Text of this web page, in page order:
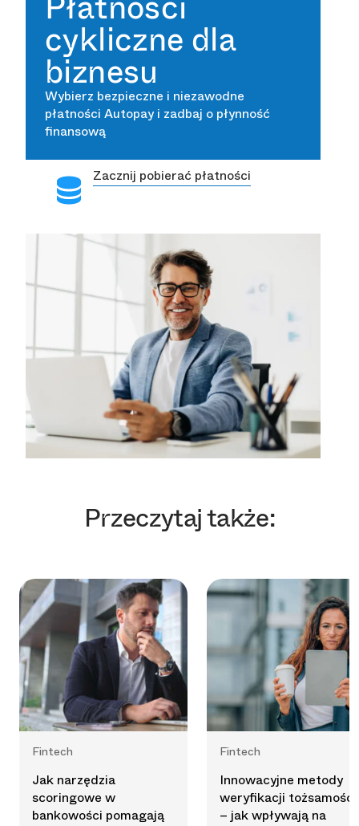
cykliczne dla
biznesu
Wybierz bezpieczne i niezawodne
płatności Autopay i zadbaj o płynność
finansową
Zacznij pobierać płatności
Przeczytaj także:
Fintech
Jak narzędzia
scoringowe w
bankowości pomagają
Fintech
Innowacyjne metody
weryfikacji tożsamości
– jak wpływają na